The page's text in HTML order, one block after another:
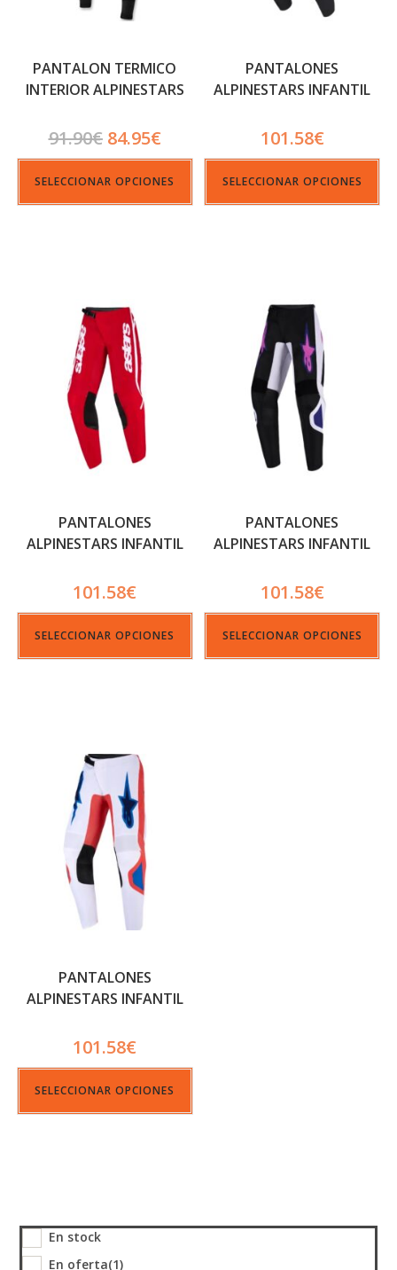
PANTALON TERMICO
INTERIOR ALPINESTARS
91.90€ 84.95€
SELECCIONAR OPCIONES
PANTALONES
ALPINESTARS INFANTIL
101.58€
SELECCIONAR OPCIONES
PANTALONES
ALPINESTARS INFANTIL
101.58€
SELECCIONAR OPCIONES
PANTALONES
ALPINESTARS INFANTIL
101.58€
SELECCIONAR OPCIONES
PANTALONES
ALPINESTARS INFANTIL
101.58€
SELECCIONAR OPCIONES
En stock
En oferta(1)